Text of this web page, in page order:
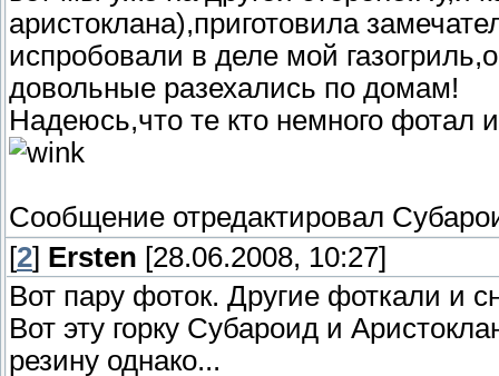
аристоклана),приготовила
испробовали в деле мой
довольные разехались по домам!
Надеюсь,что те кто немного фотал
Сообщение отредактировал
[2] Ersten [28.06.2008, 10:27]
Вот пару фоток. Другие фоткали и
Вот эту горку Субароид и
резину однако...